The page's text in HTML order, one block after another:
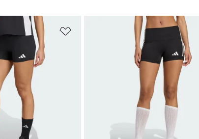
Favori Listesine Ekle